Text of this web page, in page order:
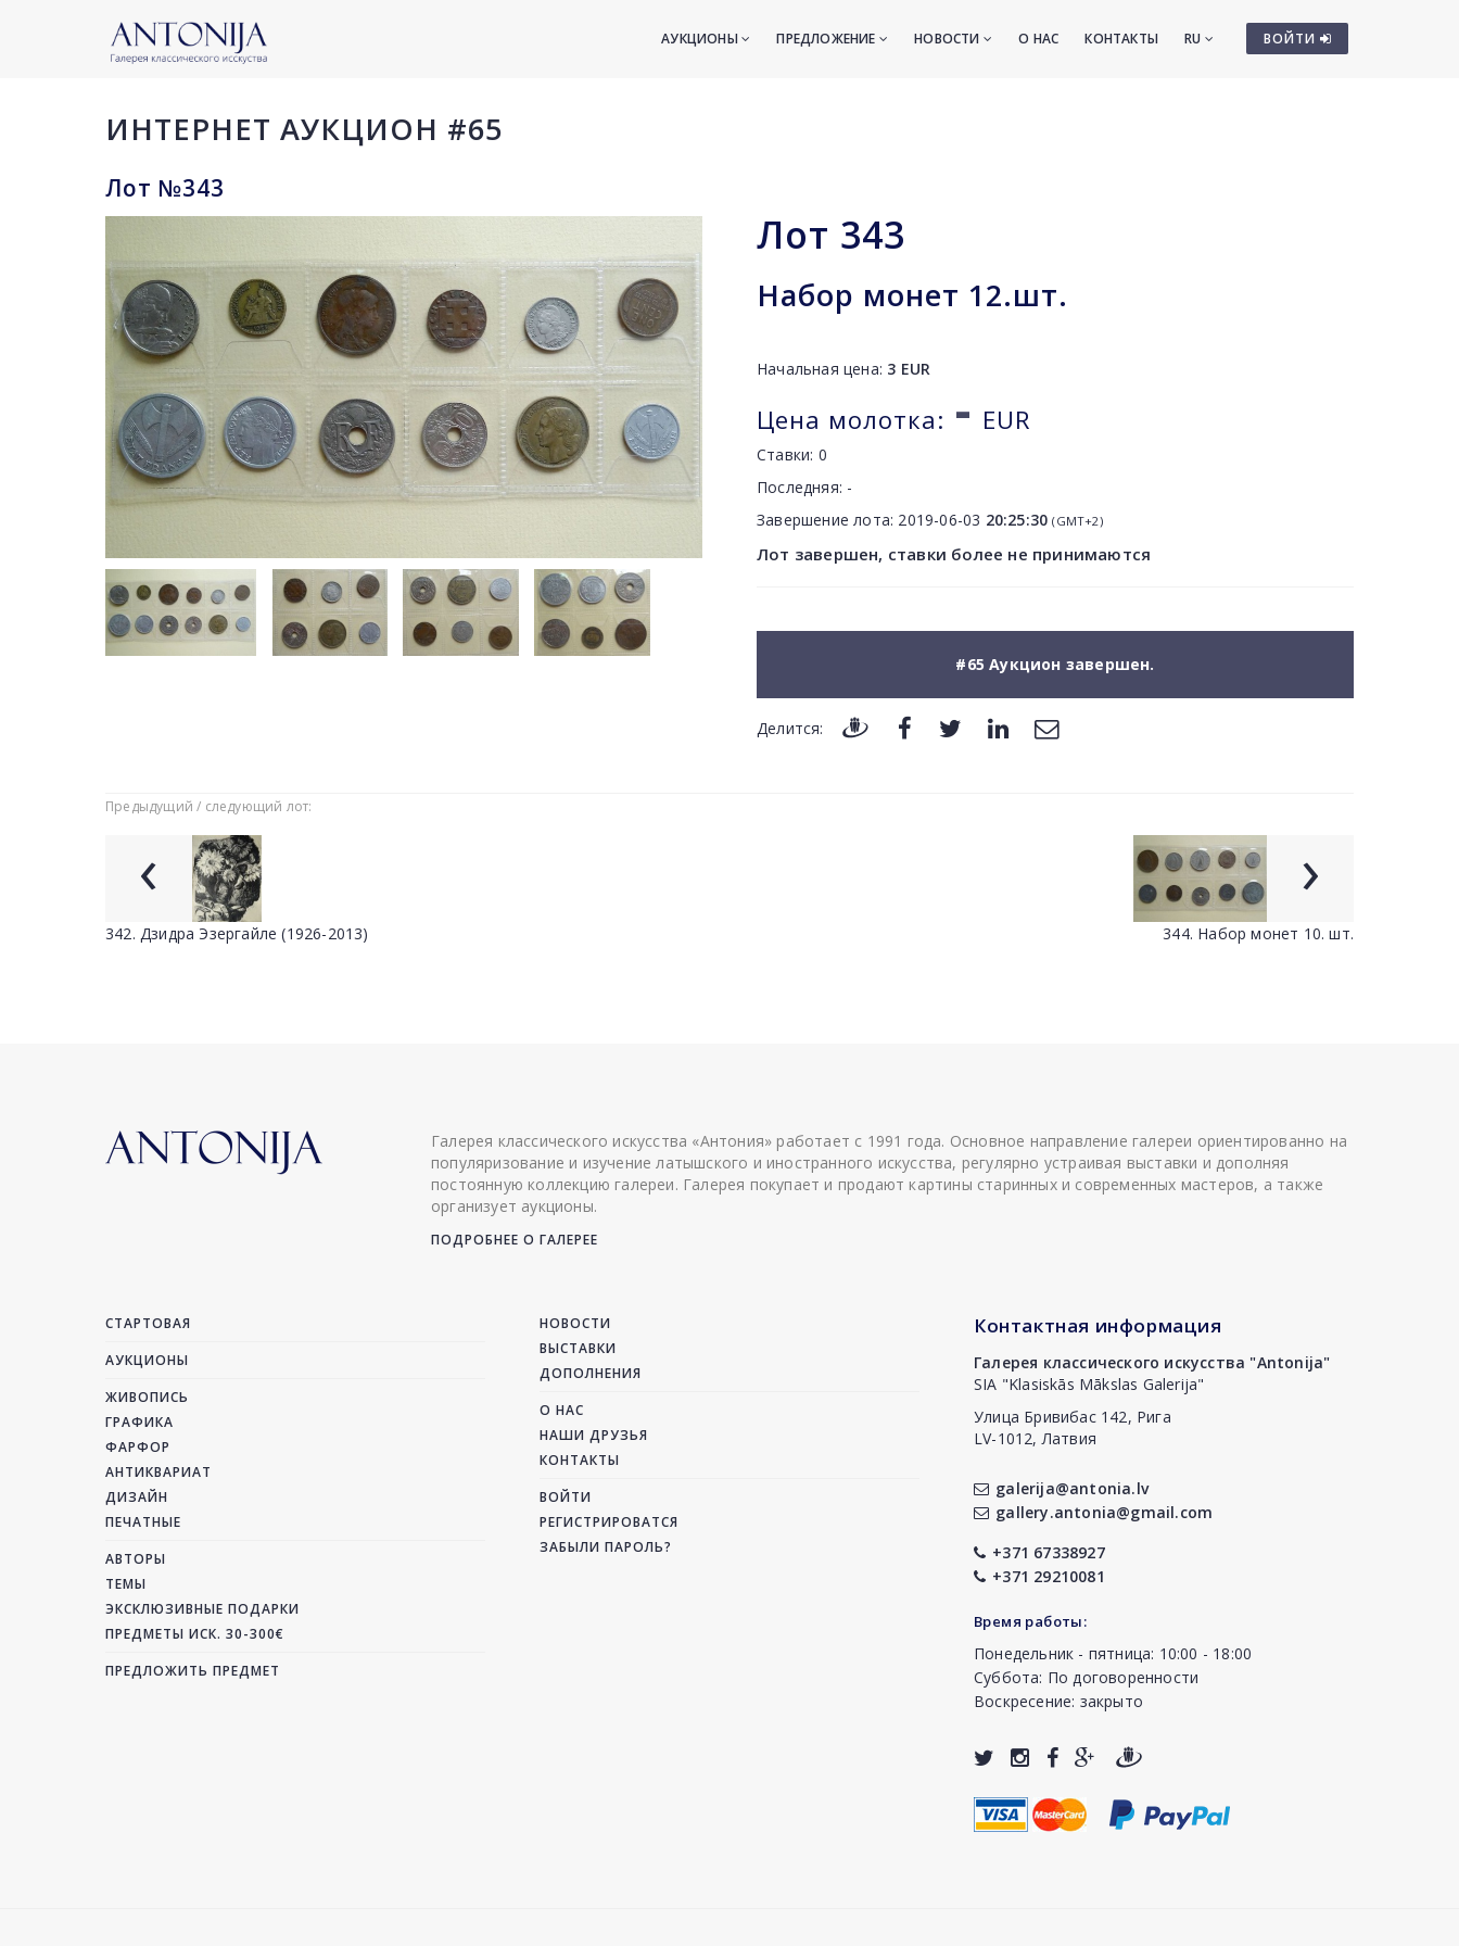
ВОЙТИ
АУКЦИОНЫ ПРЕДЛОЖЕНИЕ НОВОСТИ О НАС КОНТАКТЫ RU
ИНТЕРНЕТ АУКЦИОН #65
Лот №343
Лот 343
Набор монет 12.шт.
Начальная цена: 3 EUR
Цена молотка: - EUR
Ставки: 0
Последняя: -
Завершение лота: 2019-06-03 20:25:30 (GMT+2)
Лот завершен, ставки более не принимаются
#65 Аукцион завершен.
Делится:
Предыдущий / следующий лот:
‹
342. Дзидра Эзергайле (1926-2013)
›
344. Набор монет 10. шт.
Галерея классического искусства «Антония» работает с 1991 года. Основное направление галереи ориентированно на
популяризование и изучение латышского и иностранного искусства, регулярно устраивая выставки и дополняя
постоянную коллекцию галереи. Галерея покупает и продают картины старинных и современных мастеров, а также
организует аукционы.
ПОДРОБНЕЕ О ГАЛЕРЕЕ
СТАРТОВАЯ
АУКЦИОНЫ
ЖИВОПИСЬ
ГРАФИКА
ФАРФОР
АНТИКВАРИАТ
ДИЗАЙН
ПЕЧАТНЫЕ
АВТОРЫ
ТЕМЫ
ЭКСКЛЮЗИВНЫЕ ПОДАРКИ
ПРЕДМЕТЫ ИСК. 30-300€
ПРЕДЛОЖИТЬ ПРЕДМЕТ
НОВОСТИ
ВЫСТАВКИ
ДОПОЛНЕНИЯ
О НАС
НАШИ ДРУЗЬЯ
КОНТАКТЫ
ВОЙТИ
РЕГИСТРИРОВАТСЯ
ЗАБЫЛИ ПАРОЛЬ?
Контактная информация
Галерея классического искусства "Antonija"
SIA "Klasiskās Mākslas Galerija"
Улица Бривибас 142, Рига
LV-1012, Латвия
galerija@antonia.lv
gallery.antonia@gmail.com
+371 67338927
+371 29210081
Время работы:
Понедельник - пятница: 10:00 - 18:00
Суббота: По договоренности
Воскресение: закрыто